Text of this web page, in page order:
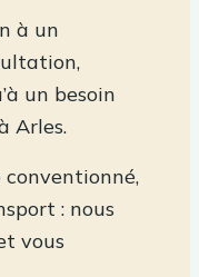
à un
un besoin
Arles.
: nous
vous